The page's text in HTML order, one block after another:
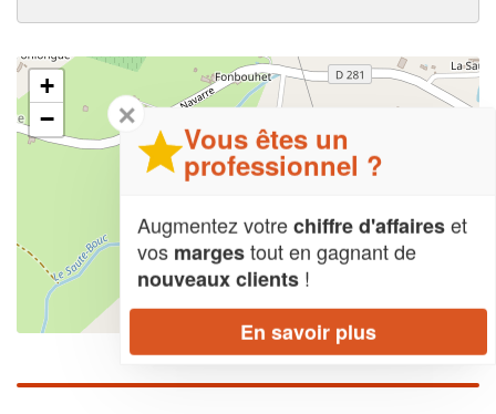
+
−
| Map data ©OpenStreetMap contributors,
✕
Vous êtes un
professionnel ?
Augmentez votrechiffre d'affaireset
vos margestout en gagnant de
nouveaux clients !
En savoir plus